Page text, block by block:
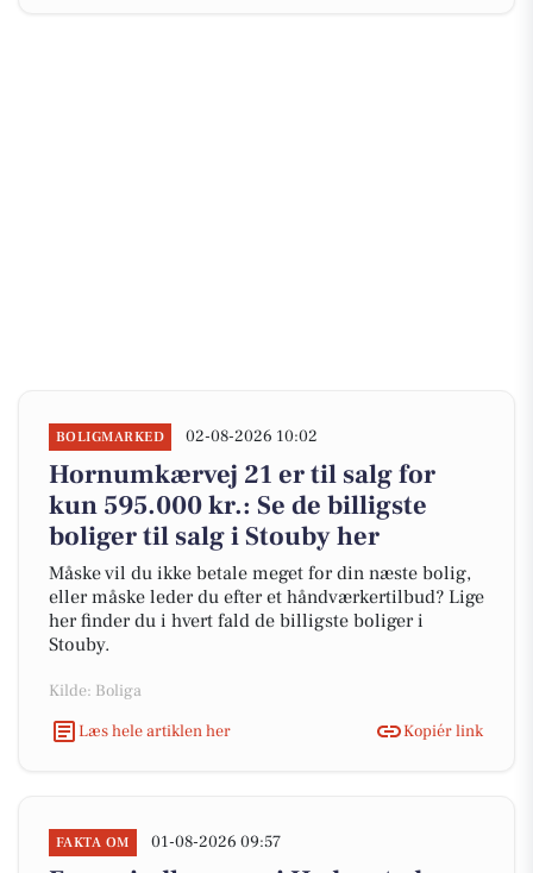
BOLIGMARKED 02-08-2026 10:02
Hornumkærvej 21 er til salg for
kun 595.000 kr.: Se de billigste
boliger til salg i Stouby her
Måske vil du ikke betale meget for din næste bolig,
eller måske leder du efter et håndværkertilbud? Lige
her finder du i hvert fald de billigste boliger i
Stouby.
Kilde: Boliga
Læs hele artiklen her
Kopiér link
FAKTA OM 01-08-2026 09:57